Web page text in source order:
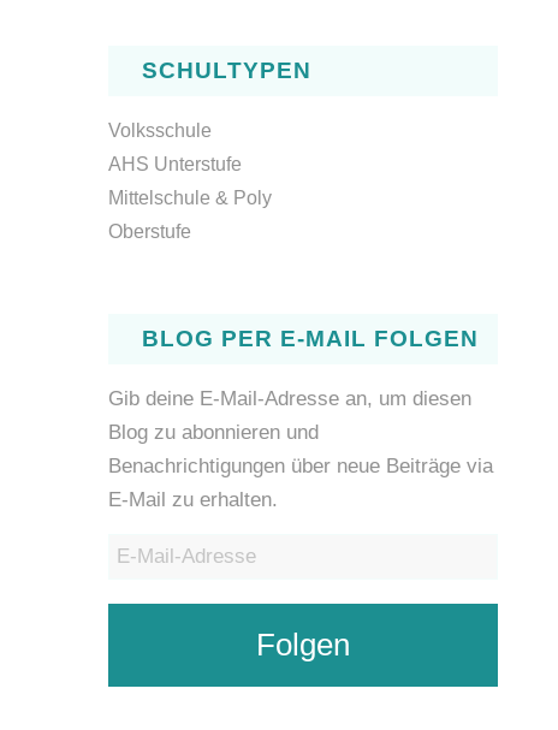
SCHULTYPEN
Volksschule
AHS Unterstufe
Mittelschule & Poly
Oberstufe
BLOG PER E-MAIL FOLGEN
Gib deine E-Mail-Adresse an, um diesen
Blog zu abonnieren und
Benachrichtigungen über neue Beiträge via
E-Mail zu erhalten.
E-
Folgen